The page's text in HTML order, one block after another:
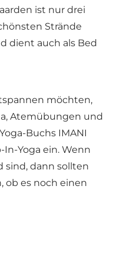
ist nur drei
Strände
dient auch als Bed
möchten,
Atemübungen und
Buchs IMANI
In-Yoga ein. Wenn
sind, dann sollten
ob es noch einen